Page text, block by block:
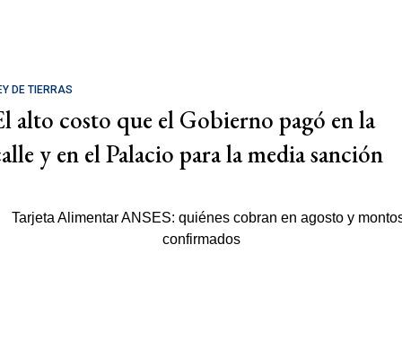
DE TIERRAS
alto costo que el Gobierno pagó en la
y en el Palacio para la media sanción